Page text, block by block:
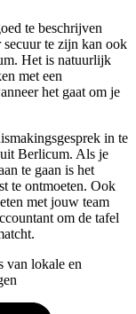
te beschrijven
te zijn kan ook
Het is natuurlijk
met een
het gaat om je
in te
Berlicum. Als je
te gaan is het
te ontmoeten. Ook
met jouw team
om de tafel
van lokale en